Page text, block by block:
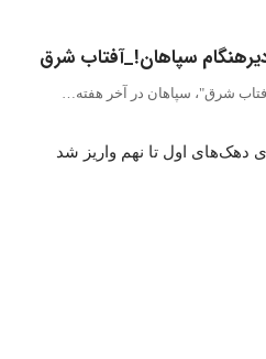
سپاهان!_آفتاب شرق
شرق"، سپاهان در آخر هفته…